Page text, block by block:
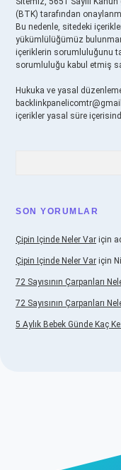
(BTK) tarafından
Bu nedenle, sitedeki
yükümlülüğümüz
içeriklerin sorumluluğunu
sorumluluğu kabul etmiş
Hukuka ve yasal
içerikler yasal süre
SON YORUMLAR
Çipin Içinde Neler Var için
Çipin Içinde Neler Var için Nil
72 Sayısının Çarpanları
72 Sayısının Çarpanları
5 Aylık Bebek Günde Kaç